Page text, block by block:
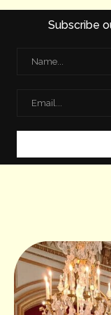
Subscribe